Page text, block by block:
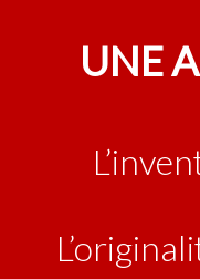
UNE